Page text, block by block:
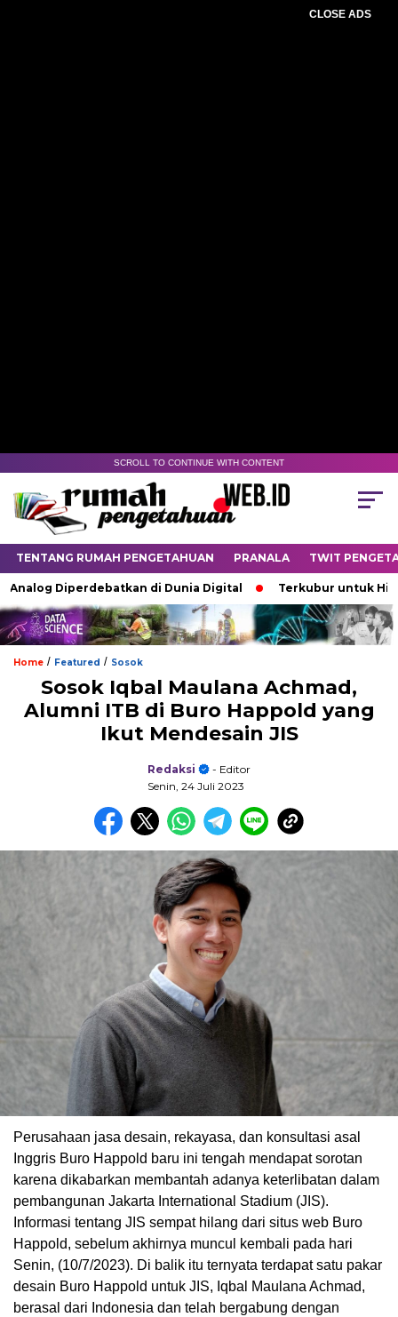
CLOSE ADS
SCROLL TO CONTINUE WITH CONTENT
TENTANG RUMAH PENGETAHUAN PRANALA TWIT
Diperdebatkan di Dunia Digital Terkubur untuk Hidup
Home / Featured / Sosok
Sosok Iqbal Maulana Achmad,
Alumni ITB di Buro Happold yang
Ikut Mendesain JIS
Redaksi
- Editor
Senin, 24 Juli 2023
Perusahaan jasa desain, rekayasa, dan konsultasi asal
Inggris Buro Happold baru ini tengah mendapat sorotan
karena dikabarkan membantah adanya keterlibatan dalam
pembangunan Jakarta International Stadium (JIS).
Informasi tentang JIS sempat hilang dari situs web Buro
Happold, sebelum akhirnya muncul kembali pada hari
Senin, (10/7/2023). Di balik itu ternyata terdapat satu pakar
desain Buro Happold untuk JIS, Iqbal Maulana Achmad,
berasal dari Indonesia dan telah bergabung dengan